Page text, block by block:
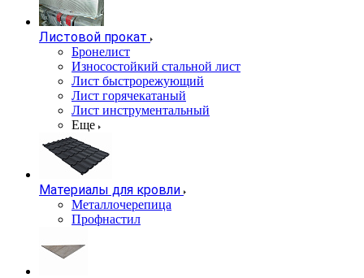
Листовой прокат
Бронелист
Износостойкий стальной лист
Лист быстрорежующий
Лист горячекатаный
Лист инструментальный
Еще
Материалы для кровли
Металлочерепица
Профнастил